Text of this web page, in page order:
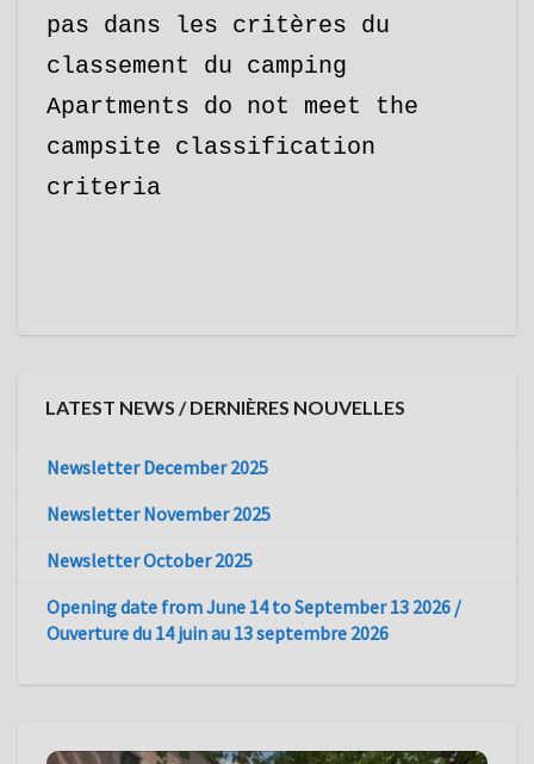
pas dans les critères du
classement du camping
Apartments do not meet the
campsite classification
criteria
LATEST NEWS / DERNIÈRES NOUVELLES
Newsletter December 2025
Newsletter November 2025
Newsletter October 2025
Opening date from June 14 to September 13 2026 /
Ouverture du 14 juin au 13 septembre 2026